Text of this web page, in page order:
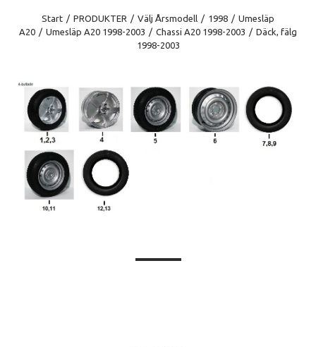
Start / PRODUKTER / Välj Årsmodell / 1998 / Umesläp
A20 / Umesläp A20 1998-2003 / Chassi A20 1998-2003 / Däck, fälg
1998-2003